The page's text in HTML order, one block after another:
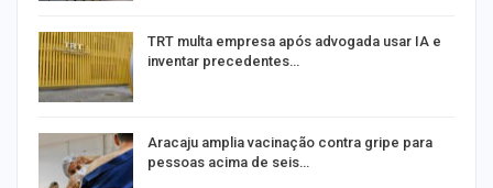
TRT multa empresa após advogada usar IA e
inventar precedentes…
Aracaju amplia vacinação contra gripe para
pessoas acima de seis…